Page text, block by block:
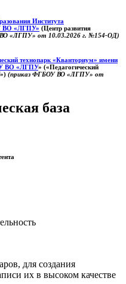
Института
ВО «ЛГПУ» (Центр развития
«ЛГПУ» от 10.03.2026 г. №154-ОД)
технопарк «Кванториум» имени
ВО «ЛГПУ» («Педагогический
(приказ ФГБОУ ВО «ЛГПУ» от
база
для создания
их в высоком качестве